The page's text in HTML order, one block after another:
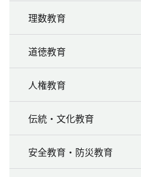
理数教育
道徳教育
人権教育
伝統・文化教育
安全教育・防災教育